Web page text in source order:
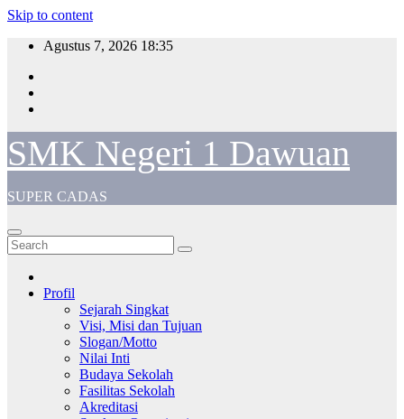
Skip to content
Agustus 7, 2026 18:35
SMK Negeri 1 Dawuan
SUPER CADAS
Profil
Sejarah Singkat
Visi, Misi dan Tujuan
Slogan/Motto
Nilai Inti
Budaya Sekolah
Fasilitas Sekolah
Akreditasi